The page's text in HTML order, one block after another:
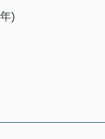
)